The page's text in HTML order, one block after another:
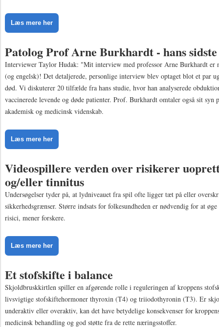
Læs mere her
Patolog Prof Arne Burkhardt - hans
Interviewer Taylor Hudak: "Mit interview med professor Arne Burkhardt er
(og engelsk)! Det detaljerede, personlige interview blev optaget blot et par
død. Vi diskuterer 20 tilfælde fra hans studie, hvor han analyserede
vaccinerede levende og døde patienter. Prof. Burkhardt omtaler også sit syn
akademisk og medicinsk videnskab.
Læs mere her
Videospillere verden over risikerer
og/eller tinnitus
Undersøgelser tyder på, at lydniveauet fra spil ofte ligger tæt på eller
sikkerhedsgrænser. Større indsats for folkesundheden er nødvendig for at
risici, mener forskere.
Læs mere her
Et stofskifte i balance
Skjoldbruskkirtlen spiller en afgørende rolle i reguleringen af kroppens
livsvigtige stofskiftehormoner thyroxin (T4) og triiodothyronin (T3). Er
underaktiv eller overaktiv, kan det have betydelige konsekvenser for
medicinsk behandling og god støtte fra de rette næringsstoffer.